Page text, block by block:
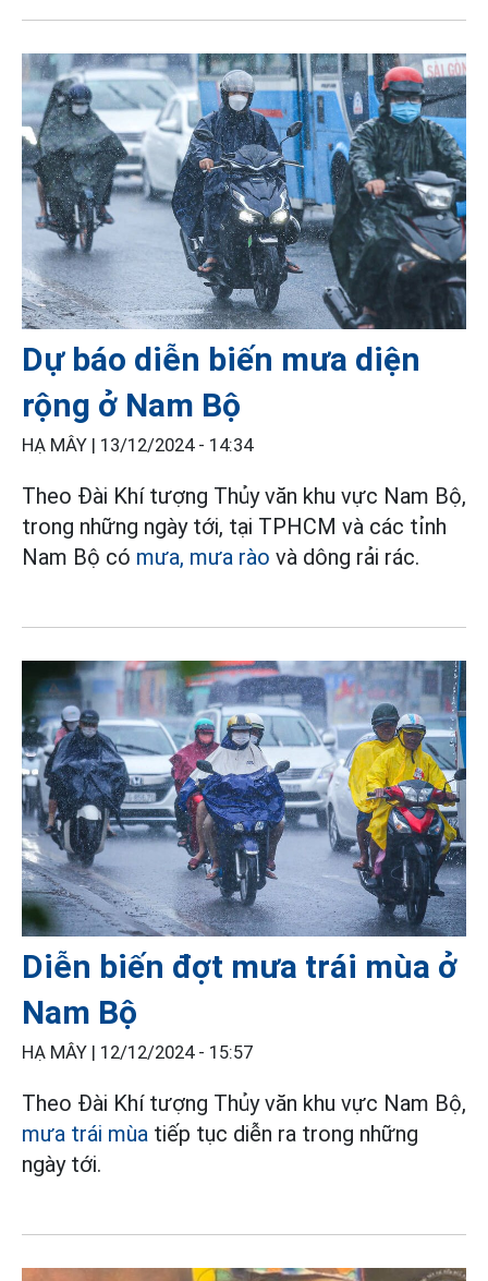
Dự báo diễn biến mưa diện
rộng ở Nam Bộ
HẠ MÂY | 13/12/2024 - 14:34
Theo Đài Khí tượng Thủy văn khu vực Nam Bộ,
trong những ngày tới, tại TPHCM và các tỉnh
Nam Bộ có mưa, mưa rào và dông rải rác.
Diễn biến đợt mưa trái mùa ở
Nam Bộ
HẠ MÂY | 12/12/2024 - 15:57
Theo Đài Khí tượng Thủy văn khu vực Nam Bộ,
mưa trái mùa tiếp tục diễn ra trong những
ngày tới.